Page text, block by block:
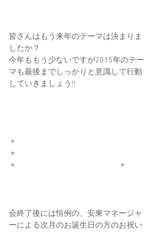
皆さんはもう来年のテーマは決まりま
したか？
今年ももう少ないですが2015年のテー
マも最後までしっかりと意識して行動
していきましょう!!
＊
＊
＊　　　　　　　　　　　　　＊
会終了後には恒例の、安東マネージャ
ーによる次月のお誕生日の方のお祝い